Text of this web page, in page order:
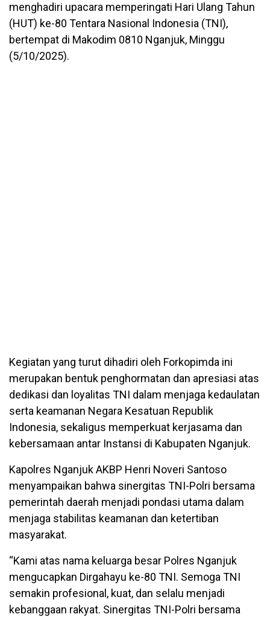
menghadiri upacara memperingati Hari Ulang Tahun
(HUT) ke-80 Tentara Nasional Indonesia (TNI),
bertempat di Makodim 0810 Nganjuk, Minggu
(5/10/2025).
Kegiatan yang turut dihadiri oleh Forkopimda ini
merupakan bentuk penghormatan dan apresiasi atas
dedikasi dan loyalitas TNI dalam menjaga kedaulatan
serta keamanan Negara Kesatuan Republik
Indonesia, sekaligus memperkuat kerjasama dan
kebersamaan antar Instansi di Kabupaten Nganjuk.
Kapolres Nganjuk AKBP Henri Noveri Santoso
menyampaikan bahwa sinergitas TNI-Polri bersama
pemerintah daerah menjadi pondasi utama dalam
menjaga stabilitas keamanan dan ketertiban
masyarakat.
“Kami atas nama keluarga besar Polres Nganjuk
mengucapkan Dirgahayu ke-80 TNI. Semoga TNI
semakin profesional, kuat, dan selalu menjadi
kebanggaan rakyat. Sinergitas TNI-Polri bersama